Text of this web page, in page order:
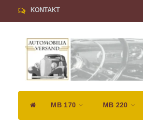
KONTAKT
MB 170 MB 220